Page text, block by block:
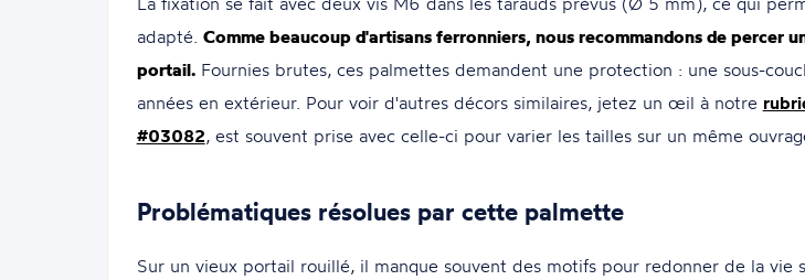
adapté. Comme beaucoup d'artisans ferronniers, nous recommandons de percer
portail.Fournies brutes, ces palmettes demandent une protection : une sous-
années en extérieur. Pour voir d'autres décors similaires, jetez un œil à notre
#03082, est souvent prise avec celle-ci pour varier les tailles sur un même
Problématiques résolues par cette palmette
Sur un vieux portail rouillé, il manque souvent des motifs pour redonner de la